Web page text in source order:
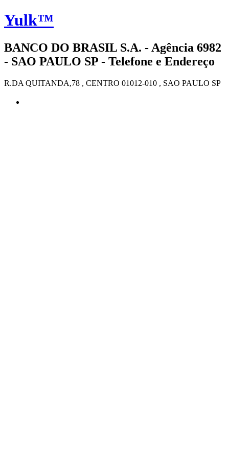
Yulk™
BANCO DO BRASIL S.A. - Agência 6982
- SAO PAULO SP - Telefone e Endereço
R.DA QUITANDA,78 , CENTRO 01012-010 , SAO PAULO SP